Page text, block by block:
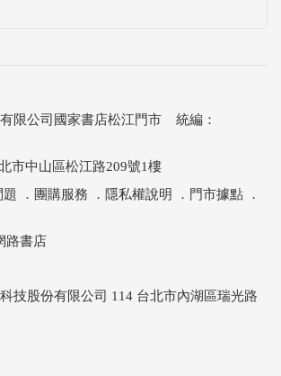
限公司國家書店松江門市 統編：
市中山區松江路209號1樓
． 團購服務 ． 隱私權說明 ． 門市據點 ．
路書店
技股份有限公司 114 台北市內湖區瑞光路